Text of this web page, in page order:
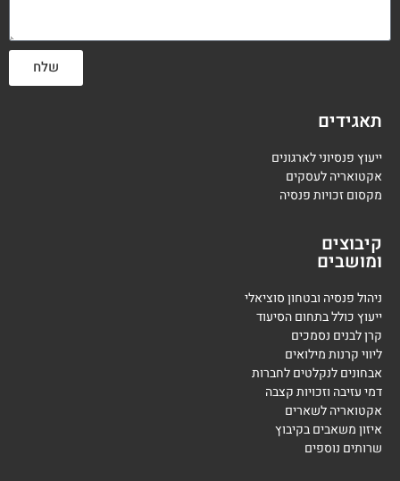
שלח
תאגידים
ייעוץ פנסיוני לארגונים
אקטואריה לעסקים
מקסום זכויות פנסיה
קיבוצים
ומושבים
ניהול פנסיה ובטחון סוציאלי
ייעוץ כולל בתחום הסיעוד
קרן לבנים נסמכים
ליווי קרנות מילואים
אבחונים לנקלטים לחברות
דמי עזיבה וזכויות קצבה
אקטואריה לשארים
איזון משאבים בקיבוץ
שרותים נוספים